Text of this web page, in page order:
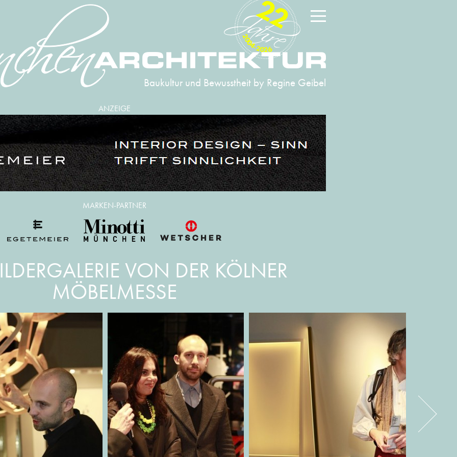
Baukultur und Bewusstheit by Regine Geibel
2004-2026
22
ANZEIGE
VON DER KÖLNER
MÖBELMESSE